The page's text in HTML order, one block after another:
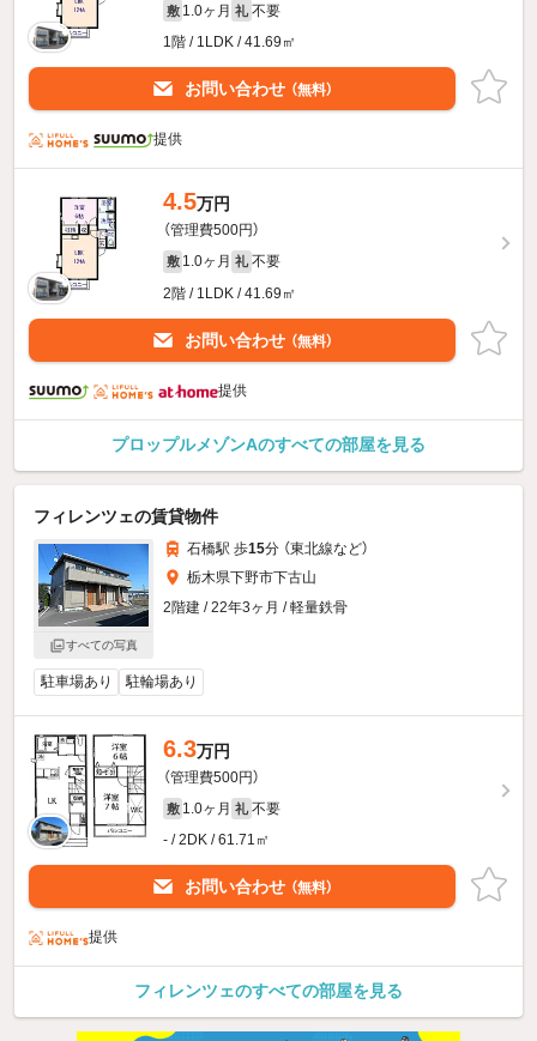
敷 1.0ヶ月 礼 不要
1階 / 1LDK / 41.69㎡
お問い合わせ （無料）
提供
4.5万円
（管理費500円）
敷 1.0ヶ月 礼 不要
2階 / 1LDK / 41.69㎡
お問い合わせ （無料）
提供
プロップルメゾンAのすべての部屋を見る
フィレンツェの賃貸物件
すべての写真
石橋駅 歩15分 （東北線など）
栃木県下野市下古山
2階建 / 22年3ヶ月 / 軽量鉄骨
駐車場あり 駐輪場あり
6.3万円
（管理費500円）
敷 1.0ヶ月 礼 不要
- / 2DK / 61.71㎡
お問い合わせ （無料）
提供
フィレンツェのすべての部屋を見る